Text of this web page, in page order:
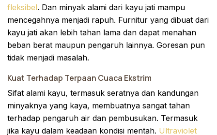
fleksibel. Dan minyak alami dari kayu jati mampu
mencegahnya menjadi rapuh. Furnitur yang dibuat dari
kayu jati akan lebih tahan lama dan dapat menahan
beban berat maupun pengaruh lainnya. Goresan pun
tidak menjadi masalah.
Kuat Terhadap Terpaan Cuaca Ekstrim
Sifat alami kayu, termasuk seratnya dan kandungan
minyaknya yang kaya, membuatnya sangat tahan
terhadap pengaruh air dan pembusukan. Termasuk
jika kayu dalam keadaan kondisi mentah. Ultraviolet